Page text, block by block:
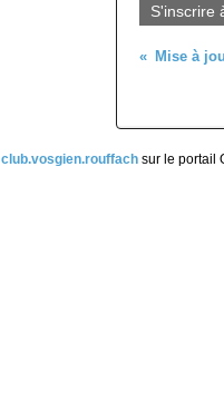
S'inscrire
club.vosgien.rouffach sur le portail